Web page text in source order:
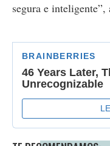
segura e inteligente”,